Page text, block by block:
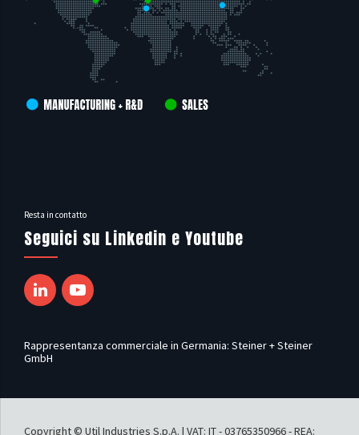
Resta in contatto
Seguici su Linkedin e Youtube
Rappresentanza commerciale in Germania: Steiner + Steiner
GmbH
Copyright © Util Industries S.p.A. | VAT: IT - 03765350966 - REA: